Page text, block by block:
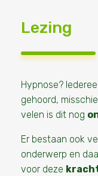
Lezing
Hypnose?
gehoord,
velen is dit nog
Er bestaan ook
onderwerp en
voor deze